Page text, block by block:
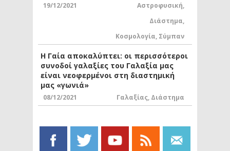
19/12/2021 Αστροφυσική,
Διάστημα,
Κοσμολογία, Σύμπαν
Η Γαία αποκαλύπτει: οι περισσότεροι
συνοδοί γαλαξίες του Γαλαξία μας
είναι νεοφερμένοι στη διαστημική
μας «γωνιά»
08/12/2021 Γαλαξίας, Διάστημα